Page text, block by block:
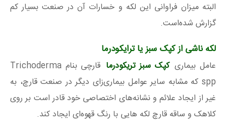
البته میزان فراوانی این لکه و خسارات آن در صنعت بسیار کم
گزارش شده‌است.
لکه ناشی از کپک سبز یا ترایکودرما
عامل بیماری کپک سبز تریکودرما
قارچی بنام Trichoderma
spp که مشابه سایر عوامل بیماری‌زای دیگر در صنعت قارچ، به
غیر از ایجاد علائم و نشانه‌های اختصاصی خود قادر است بر روی
کلاهک و ساقه قارچ لکه هایی با رنگ قهوه‌ای ایجاد کند.